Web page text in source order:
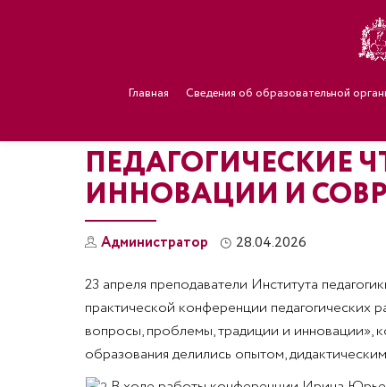
Главная Сведения об образовательной
ПЕДАГОГИЧЕСКИЕ
ИННОВАЦИИ И
Администратор 28.04.2026
23 апреля преподаватели Института
практической конференции педагогических
вопросы, проблемы, традиции и инновации»,
образования делились опытом,